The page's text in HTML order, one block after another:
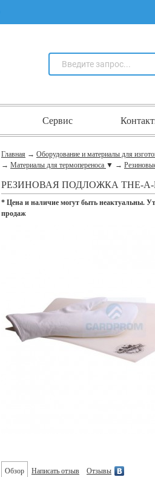
Сервис
Главная → Оборудование и материалы для
→ Материалы для термопереноса ▼ →
РЕЗИНОВАЯ ПОДЛОЖКА THE-A-
* Цена и наличие могут быть неактуальны.
продаж
Обзор Написать отзыв Отзывы